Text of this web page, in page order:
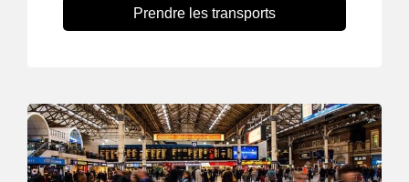
Prendre les transports